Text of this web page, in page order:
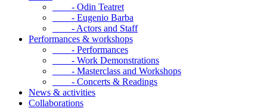
- Odin Teatret
- Eugenio Barba
- Actors and Staff
Performances & workshops
- Performances
- Work Demonstrations
- Masterclass and Workshops
- Concerts & Readings
News & activities
Collaborations